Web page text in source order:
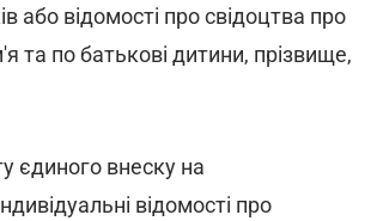
або відомості про свідоцтва про
та по батькові дитини, прізвище,
єдиного внеску на
відомості про